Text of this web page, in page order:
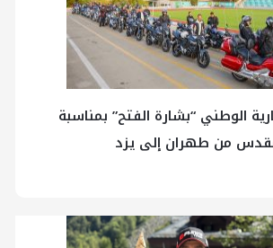
الوطني “بشارة الفتح” بمناسبة
من طهران إلى يزد